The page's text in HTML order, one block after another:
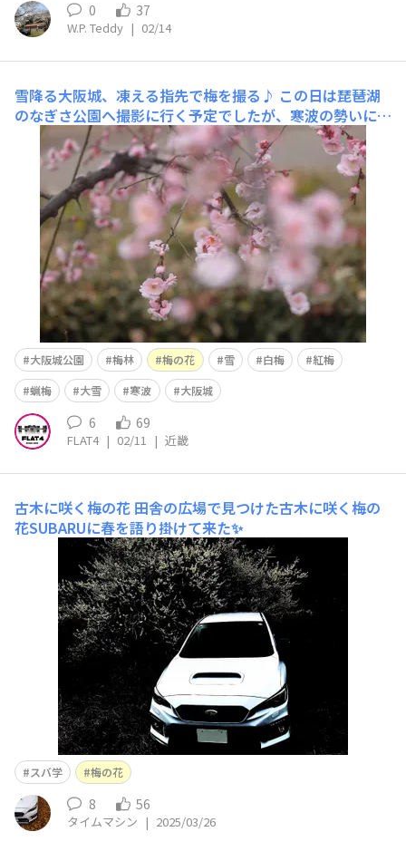
0 37
W.P. Teddy | 02/14
雪降る大阪城、凍える指先で梅を撮る♪ この日は琵琶湖
のなぎさ公園へ撮影に行く予定でしたが、寒波の勢いに押
され、行き先を大阪城公園に変えることになりました。
結果として、それが正解だったのかもしれません。降りし
きる雪の中で静かに佇む梅の花は、普段の大阪城では決し
て出会えない、気高くも儚い表情を見せてくれました。予
定外の寒波が連れてきてくれ
大阪城公園 梅林 梅の花 雪 白梅
紅梅
蝋梅
大雪 寒波 大阪城
6 69
FLAT4 | 02/11 | 近畿
古木に咲く梅の花 田舎の広場で見つけた古木に咲く梅の
花SUBARUに春を語り掛けて来た✨
スバ学 梅の花
8 56
タイムマシン | 2025/03/26